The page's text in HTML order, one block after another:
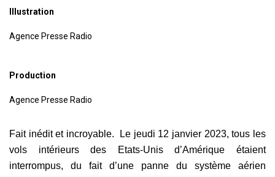
Illustration
Agence Presse Radio
Production
Agence Presse Radio
Fait inédit et incroyable. Le jeudi 12 janvier 2023, tous les
vols intérieurs des Etats-Unis d’Amérique étaient
interrompus, du fait d’une panne du système aérien